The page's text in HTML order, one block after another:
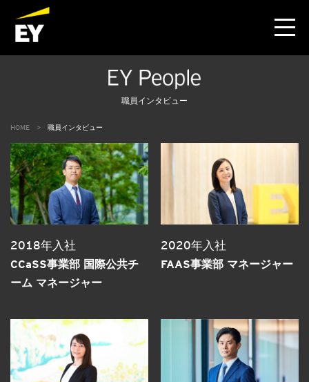
職員インタビュー
HOME 職員インタビュー
2018年入社
CCaSS事業部 国際公共チ
ーム マネージャー
2020年入社
FAAS事業部 マネージャー